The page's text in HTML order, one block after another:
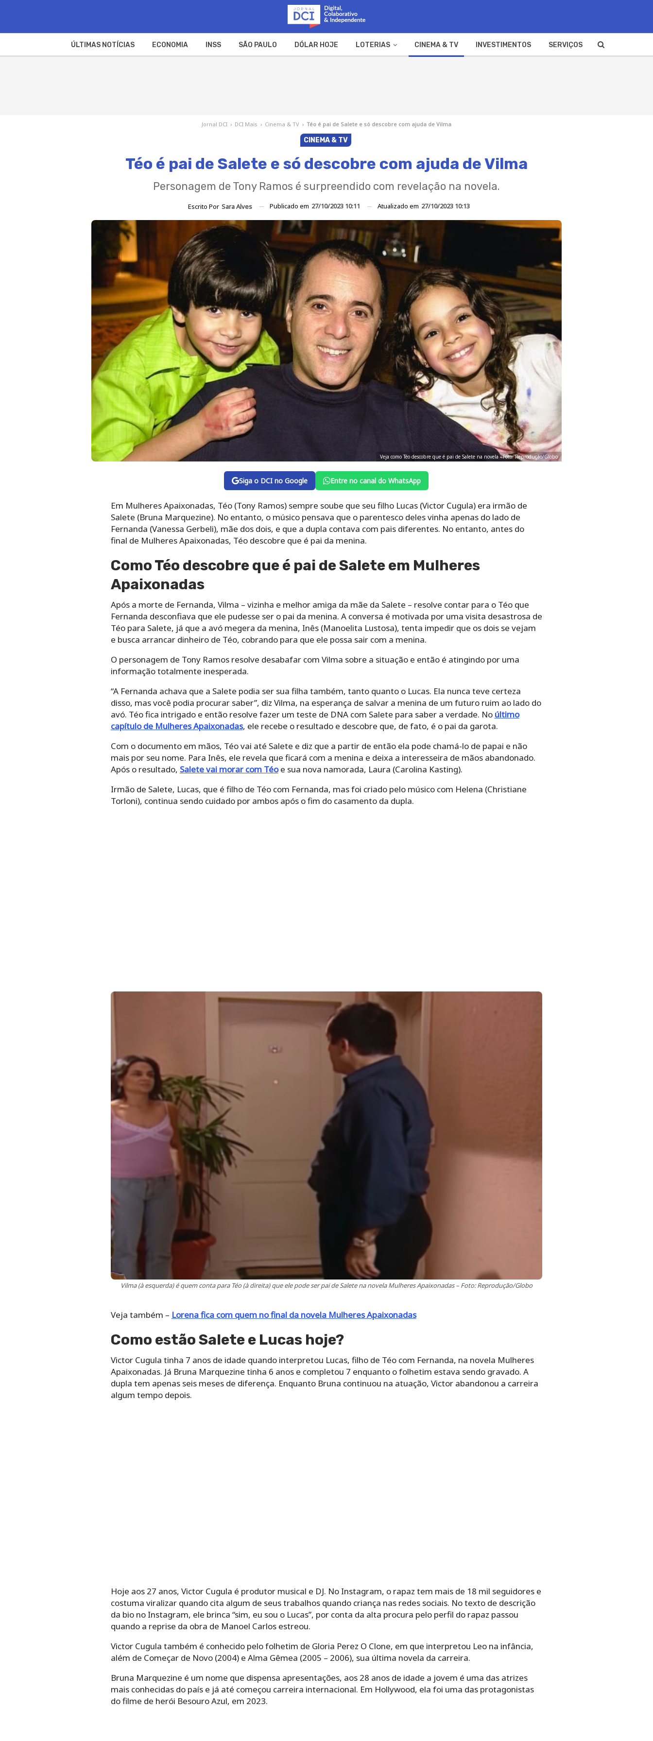
ÚLTIMAS NOTÍCIAS ECONOMIA INSS SÃO PAULO DÓLAR HOJE LOTERIAS CINEMA & TV INVESTIMENTOS SERVIÇOS
Jornal DCI › DCI Mais › Cinema & TV › Téo é pai de Salete e só descobre com ajuda de Vilma
CINEMA & TV
Téo é pai de Salete e só descobre com ajuda de Vilma
Personagem de Tony Ramos é surpreendido com revelação na novela.
Escrito Por Sara Alves Publicado em 27/10/2023 10:11 Atualizado em 27/10/2023 10:13
Veja como Téo descobre que é pai de Salete na novela - Foto: Reprodução/Globo
Siga o DCI no Google Entre no canal do WhatsApp
Em Mulheres Apaixonadas, Téo (Tony Ramos) sempre soube que seu filho Lucas (Victor Cugula) era irmão de
Salete (Bruna Marquezine). No entanto, o músico pensava que o parentesco deles vinha apenas do lado de
Fernanda (Vanessa Gerbeli), mãe dos dois, e que a dupla contava com pais diferentes. No entanto, antes do
final de Mulheres Apaixonadas, Téo descobre que é pai da menina.
Como Téo descobre que é pai de Salete em Mulheres
Apaixonadas
Após a morte de Fernanda, Vilma – vizinha e melhor amiga da mãe da Salete – resolve contar para o Téo que
Fernanda desconfiava que ele pudesse ser o pai da menina. A conversa é motivada por uma visita desastrosa de
Téo para Salete, já que a avó megera da menina, Inês (Manoelita Lustosa), tenta impedir que os dois se vejam
e busca arrancar dinheiro de Téo, cobrando para que ele possa sair com a menina.
O personagem de Tony Ramos resolve desabafar com Vilma sobre a situação e então é atingindo por uma
informação totalmente inesperada.
“A Fernanda achava que a Salete podia ser sua filha também, tanto quanto o Lucas. Ela nunca teve certeza
disso, mas você podia procurar saber”, diz Vilma, na esperança de salvar a menina de um futuro ruim ao lado do
avó. Téo fica intrigado e então resolve fazer um teste de DNA com Salete para saber a verdade. No último
capítulo de Mulheres Apaixonadas, ele recebe o resultado e descobre que, de fato, é o pai da garota.
Com o documento em mãos, Téo vai até Salete e diz que a partir de então ela pode chamá-lo de papai e não
mais por seu nome. Para Inês, ele revela que ficará com a menina e deixa a interesseira de mãos abandonado.
Após o resultado, Salete vai morar com Téoe sua nova namorada, Laura (Carolina Kasting).
Irmão de Salete, Lucas, que é filho de Téo com Fernanda, mas foi criado pelo músico com Helena (Christiane
Torloni), continua sendo cuidado por ambos após o fim do casamento da dupla.
Vilma (à esquerda) é quem conta para Téo (à direita) que ele pode ser pai de Salete na novela Mulheres Apaixonadas – Foto: Reprodução/Globo
Veja também – Lorena fica com quem no final da novela Mulheres Apaixonadas
Como estão Salete e Lucas hoje?
Victor Cugula tinha 7 anos de idade quando interpretou Lucas, filho de Téo com Fernanda, na novela Mulheres
Apaixonadas. Já Bruna Marquezine tinha 6 anos e completou 7 enquanto o folhetim estava sendo gravado. A
dupla tem apenas seis meses de diferença. Enquanto Bruna continuou na atuação, Victor abandonou a carreira
algum tempo depois.
Hoje aos 27 anos, Victor Cugula é produtor musical e DJ. No Instagram, o rapaz tem mais de 18 mil seguidores e
costuma viralizar quando cita algum de seus trabalhos quando criança nas redes sociais. No texto de descrição
da bio no Instagram, ele brinca “sim, eu sou o Lucas”, por conta da alta procura pelo perfil do rapaz passou
quando a reprise da obra de Manoel Carlos estreou.
Victor Cugula também é conhecido pelo folhetim de Gloria Perez O Clone, em que interpretou Leo na infância,
além de Começar de Novo (2004) e Alma Gêmea (2005 – 2006), sua última novela da carreira.
Bruna Marquezine é um nome que dispensa apresentações, aos 28 anos de idade a jovem é uma das atrizes
mais conhecidas do país e já até começou carreira internacional. Em Hollywood, ela foi uma das protagonistas
do filme de herói Besouro Azul, em 2023.